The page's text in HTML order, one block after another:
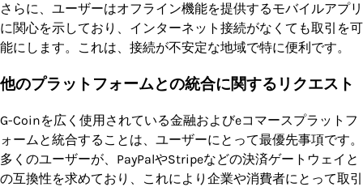
さらに、ユーザーはオフライン機能を提供するモバイルアプリ
に関心を示しており、インターネット接続がなくても取引を可
能にします。これは、接続が不安定な地域で特に便利です。
他のプラットフォームとの統合に関するリクエスト
G-Coinを広く使用されている金融およびeコマースプラットフ
ォームと統合することは、ユーザーにとって最優先事項です。
多くのユーザーが、PayPalやStripeなどの決済ゲートウェイと
の互換性を求めており、これにより企業や消費者にとって取引